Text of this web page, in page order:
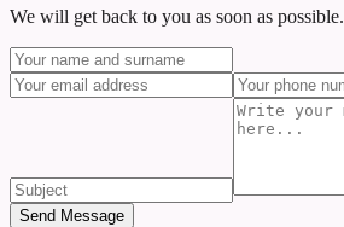
We will get back to you as soon as possible.
Send Message